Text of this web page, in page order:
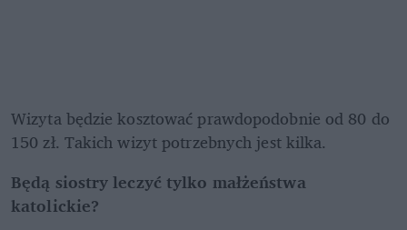
Wizyta będzie kosztować prawdopodobnie od 80 do
150 zł. Takich wizyt potrzebnych jest kilka.
Będą siostry leczyć tylko małżeństwa
katolickie?